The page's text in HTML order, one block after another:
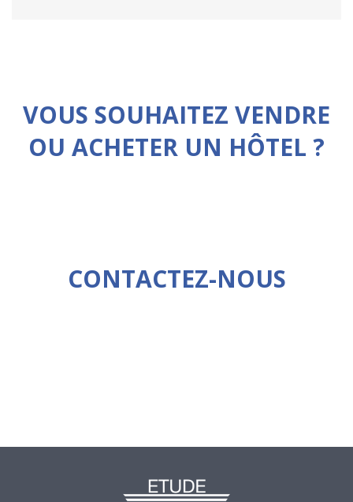
VOUS SOUHAITEZ VENDRE
OU ACHETER UN HÔTEL ?
CONTACTEZ-NOUS